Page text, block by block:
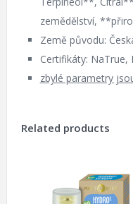
zemědělství,
Země původu:
Certifikáty: NaTrue,
zbylé parametry
Related products